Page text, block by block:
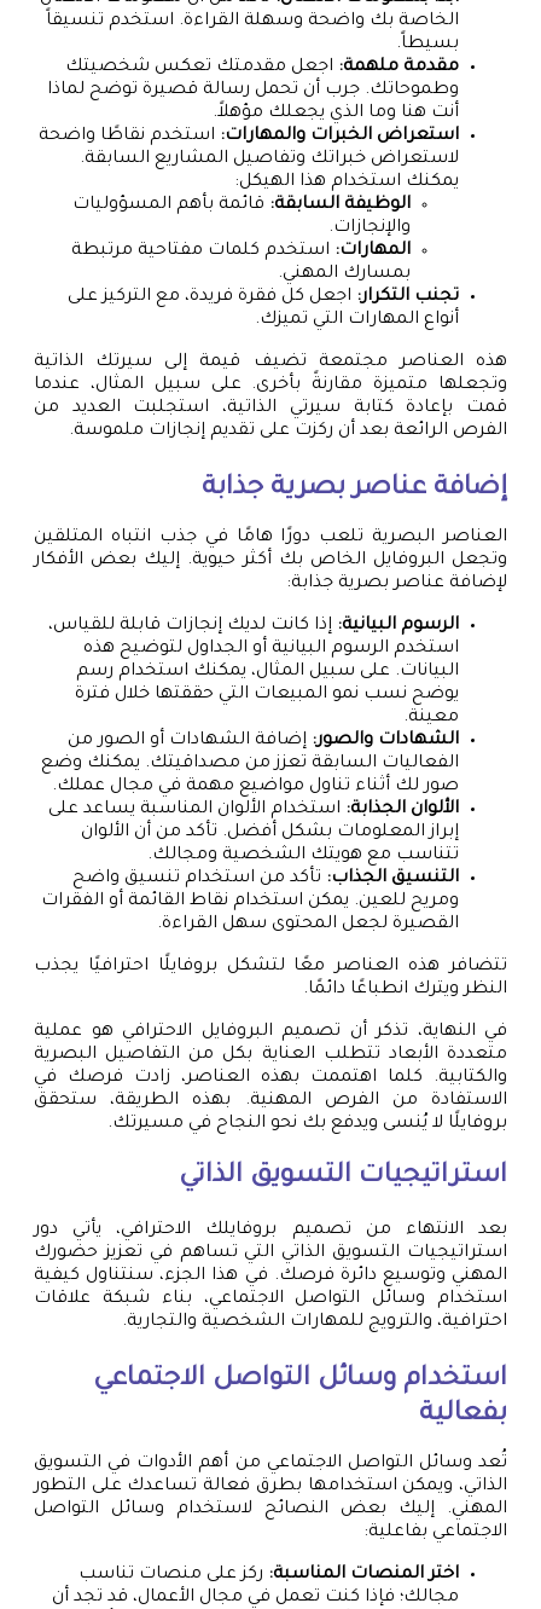
الخاصة بك واضحة وسهلة القراءة. استخدم تنسيقاً
بسيطاً.
مقدمة ملهمة: اجعل مقدمتك تعكس شخصيتك
وطموحاتك. جرب أن تحمل رسالة قصيرة توضح لماذا
أنت هنا وما الذي يجعلك مؤهلاً.
استعراض الخبرات والمهارات: استخدم نقاطًا واضحة
لاستعراض خبراتك وتفاصيل المشاريع السابقة.
يمكنك استخدام هذا الهيكل:
الوظيفة السابقة: قائمة بأهم المسؤوليات
والإنجازات.
المهارات: استخدم كلمات مفتاحية مرتبطة
بمسارك المهني.
تجنب التكرار: اجعل كل فقرة فريدة، مع التركيز على
أنواع المهارات التي تميزك.
هذه العناصر مجتمعة تضيف قيمة إلى سيرتك الذاتية
وتجعلها متميزة مقارنةً بأخرى. على سبيل المثال، عندما
قمت بإعادة كتابة سيرتي الذاتية، استجلبت العديد من
الفرص الرائعة بعد أن ركزت على تقديم إنجازات ملموسة.
إضافة عناصر بصرية جذابة
العناصر البصرية تلعب دورًا هامًا في جذب انتباه المتلقين
وتجعل البروفايل الخاص بك أكثر حيوية. إليك بعض الأفكار
لإضافة عناصر بصرية جذابة:
الرسوم البيانية: إذا كانت لديك إنجازات قابلة للقياس،
استخدم الرسوم البيانية أو الجداول لتوضيح هذه
البيانات. على سبيل المثال، يمكنك استخدام رسم
يوضح نسب نمو المبيعات التي حققتها خلال فترة
معينة.
الشهادات والصور: إضافة الشهادات أو الصور من
الفعاليات السابقة تعزز من مصداقيتك. يمكنك وضع
صور لك أثناء تناول مواضيع مهمة في مجال عملك.
الألوان الجذابة: استخدام الألوان المناسبة يساعد على
إبراز المعلومات بشكل أفضل. تأكد من أن الألوان
تتناسب مع هويتك الشخصية ومجالك.
التنسيق الجذاب: تأكد من استخدام تنسيق واضح
ومريح للعين. يمكن استخدام نقاط القائمة أو الفقرات
القصيرة لجعل المحتوى سهل القراءة.
تتضافر هذه العناصر معًا لتشكل بروفايلًا احترافيًا يجذب
النظر ويترك انطباعًا دائمًا.
في النهاية، تذكر أن تصميم البروفايل الاحترافي هو عملية
متعددة الأبعاد تتطلب العناية بكل من التفاصيل البصرية
والكتابية. كلما اهتممت بهذه العناصر، زادت فرصك في
الاستفادة من الفرص المهنية. بهذه الطريقة، ستحقق
بروفايلًا لا يُنسى ويدفع بك نحو النجاح في مسيرتك.
استراتيجيات التسويق الذاتي
بعد الانتهاء من تصميم بروفايلك الاحترافي، يأتي دور
استراتيجيات التسويق الذاتي التي تساهم في تعزيز حضورك
المهني وتوسيع دائرة فرصك. في هذا الجزء، سنتناول كيفية
استخدام وسائل التواصل الاجتماعي، بناء شبكة علاقات
احترافية، والترويج للمهارات الشخصية والتجارية.
استخدام وسائل التواصل الاجتماعي
بفعالية
تُعد وسائل التواصل الاجتماعي من أهم الأدوات في التسويق
الذاتي، ويمكن استخدامها بطرق فعالة تساعدك على التطور
المهني. إليك بعض النصائح لاستخدام وسائل التواصل
الاجتماعي بفاعلية:
اختر المنصات المناسبة: ركز على منصات تناسب
مجالك؛ فإذا كنت تعمل في مجال الأعمال، قد تجد أن